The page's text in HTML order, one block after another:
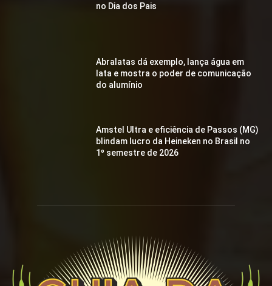
no Dia dos Pais
Abralatas dá exemplo, lança água em
lata e mostra o poder de comunicação
do alumínio
Amstel Ultra e eficiência de Passos (MG)
blindam lucro da Heineken no Brasil no
1º semestre de 2026